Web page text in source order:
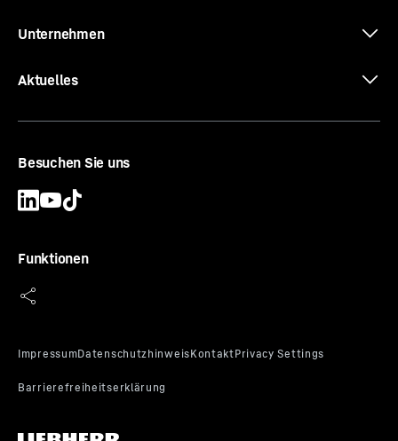
Unternehmen
Aktuelles
Besuchen Sie uns
Funktionen